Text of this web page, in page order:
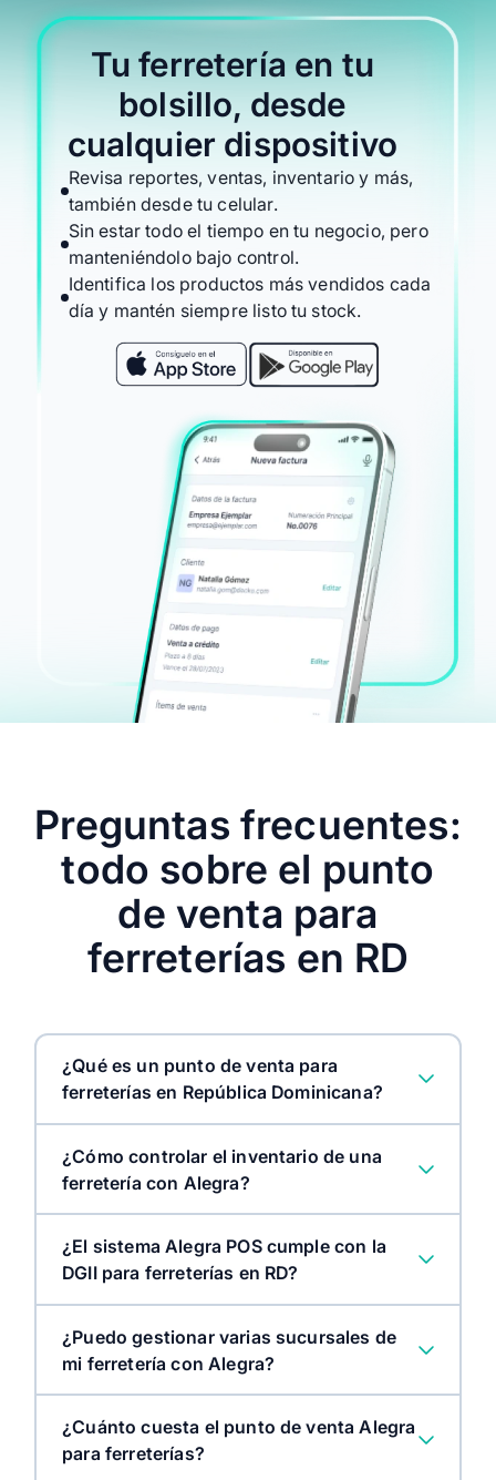
Tu ferretería en tu
bolsillo, desde
cualquier dispositivo
Revisa reportes, ventas, inventario y más,
también desde tu celular.
Sin estar todo el tiempo en tu negocio, pero
manteniéndolo bajo control.
Identifica los productos más vendidos cada
día y mantén siempre listo tu stock.
Preguntas frecuentes:
todo sobre el punto
de venta para
ferreterías en RD
¿Qué es un punto de venta para
ferreterías en República Dominicana?
¿Cómo controlar el inventario de una
ferretería con Alegra?
¿El sistema Alegra POS cumple con la
DGII para ferreterías en RD?
¿Puedo gestionar varias sucursales de
mi ferretería con Alegra?
¿Cuánto cuesta el punto de venta Alegra
para ferreterías?